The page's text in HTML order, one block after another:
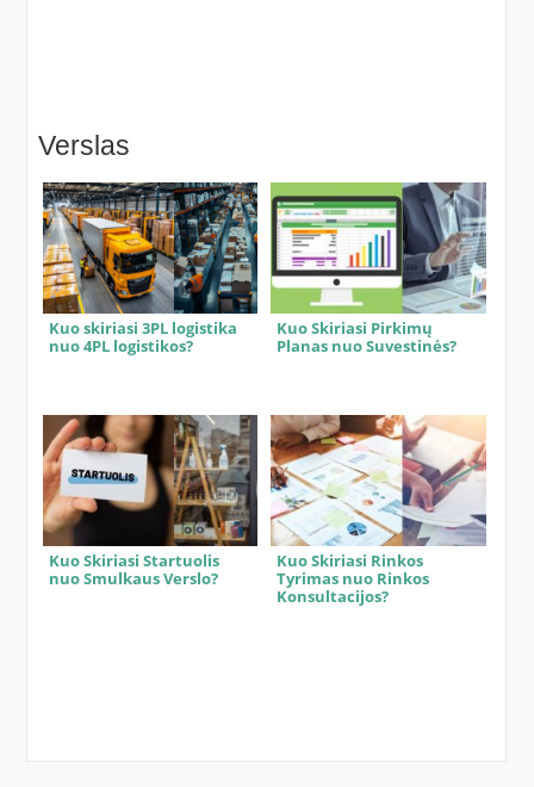
Verslas
Kuo skiriasi 3PL logistika
nuo 4PL logistikos?
Kuo Skiriasi Pirkimų
Planas nuo Suvestinės?
Kuo Skiriasi Startuolis
nuo Smulkaus Verslo?
Kuo Skiriasi Rinkos
Tyrimas nuo Rinkos
Konsultacijos?